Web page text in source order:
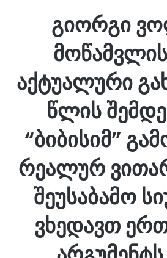
გიორგი
აქტუალური
წლის
“ბიბისიმ”
რეალურ
შეუსაბამო
ვხედავთ